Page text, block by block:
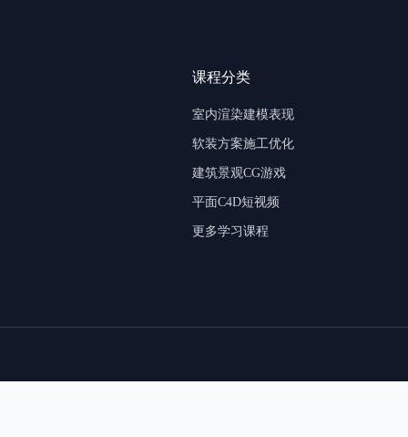
课程分类
室内渲染建模表现
软装方案施工优化
建筑景观CG游戏
平面C4D短视频
更多学习课程